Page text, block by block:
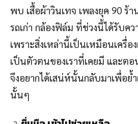
พบ เสื้อผ้าวินเทจ เพลงยุค 90 ร้
รถเก่า กล้องฟิล์ม ที่ช่วงนี้ได้รับค
เพราะสิ่งเหล่านี้เป็นเหมือนเครื่อ
เป็นตัวตนของเราที่เคยมี และต
จึงอยากได้เสน่ห์นั้นกลับมาเพื่อย้
นั้นๆ